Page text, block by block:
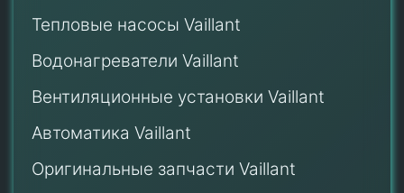
Тепловые насосы Vaillant
Водонагреватели Vaillant
Вентиляционные установки Vaillant
Автоматика Vaillant
Оригинальные запчасти Vaillant